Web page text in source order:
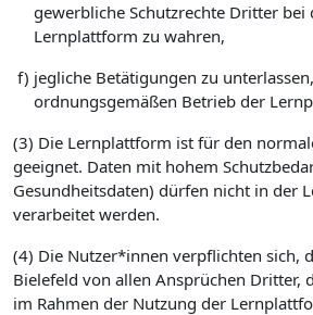
gewerbliche Schutzrechte Dritter bei
Lernplattform zu wahren,
f) jegliche Betätigungen zu
ordnungsgemäßen Betrieb der
(3) Die Lernplattform ist für den
geeignet. Daten mit hohem
Gesundheitsdaten) dürfen nicht in der
verarbeitet werden.
(4) Die Nutzer*innen verpflichten sich,
Bielefeld von allen Ansprüchen Dritter,
im Rahmen der Nutzung der